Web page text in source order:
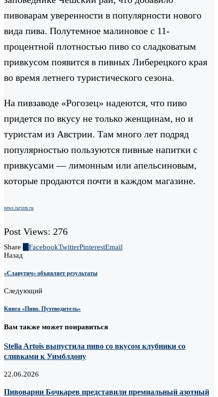
пивоварам уверенности в популярности нового
вида пива. Полутемное малиновое с 11-
процентной плотностью пиво со сладковатым
привкусом появится в пивных Либерецкого края
во время летнего туристического сезона.
На пивзаводе «Рогозец» надеются, что пиво
придется по вкусу не только женщинам, но и
туристам из Австрии. Там много лет подряд
популярностью пользуются пивные напитки с
привкусами — лимонным или апельсиновым,
которые продаются почти в каждом магазине.
news.turizm.ru
Post Views: 276
Share 0 FacebookTwitterPinterestEmail
Назад
«Славутич» объявляет результаты
Следующий
Книга «Пиво. Путеводитель»
Вам также может понравиться
Stella Artois выпустила пиво со вкусом клубники со
сливками к Уимблдону
22.06.2026
Пивоварни Бочкарев представили премиальный азотный